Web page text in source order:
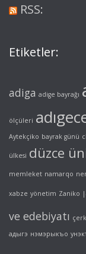
RSS:
Etiketler:
adiga adige bayrağı
ölçüleri
Aytekçiko bayrak günü
ülkesi düzce
memleket namarqo
xabze yönetim Zaniko
ve edebiyatı
адыгэ нэмэрыкъо